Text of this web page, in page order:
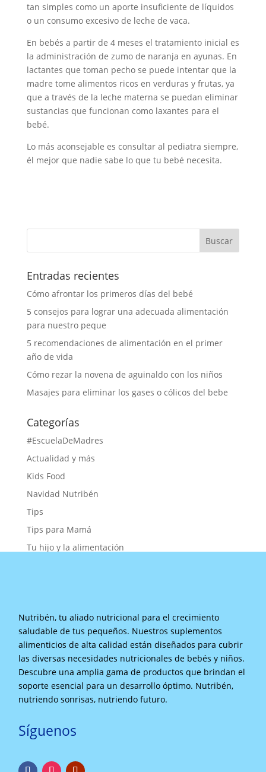
tan simples como un aporte insuficiente de líquidos
o un consumo excesivo de leche de vaca.
En bebés a partir de 4 meses el tratamiento inicial es
la administración de zumo de naranja en ayunas. En
lactantes que toman pecho se puede intentar que la
madre tome alimentos ricos en verduras y frutas, ya
que a través de la leche materna se puedan eliminar
sustancias que funcionan como laxantes para el
bebé.
Lo más aconsejable es consultar al pediatra siempre,
él mejor que nadie sabe lo que tu bebé necesita.
Entradas recientes
Cómo afrontar los primeros días del bebé
5 consejos para lograr una adecuada alimentación
para nuestro peque
5 recomendaciones de alimentación en el primer
año de vida
Cómo rezar la novena de aguinaldo con los niños
Masajes para eliminar los gases o cólicos del bebe
Categorías
#EscuelaDeMadres
Actualidad y más
Kids Food
Navidad Nutribén
Tips
Tips para Mamá
Tu hijo y la alimentación
Nutribén, tu aliado nutricional para el crecimiento
saludable de tus pequeños. Nuestros suplementos
alimenticios de alta calidad están diseñados para cubrir
las diversas necesidades nutricionales de bebés y niños.
Descubre una amplia gama de productos que brindan el
soporte esencial para un desarrollo óptimo. Nutribén,
nutriendo sonrisas, nutriendo futuro.
Síguenos